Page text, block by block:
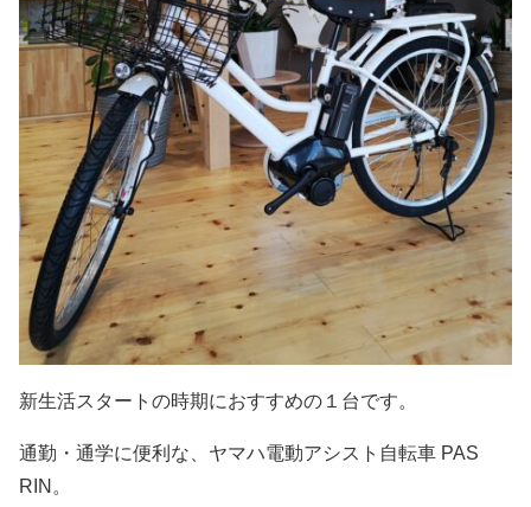
新生活スタートの時期におすすめの１台です。
通勤・通学に便利な、ヤマハ電動アシスト自転車 PAS
RIN。